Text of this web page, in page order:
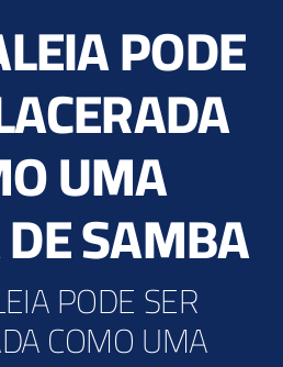
PODE
UMA
SAMBA
PODE SER
COMO UMA